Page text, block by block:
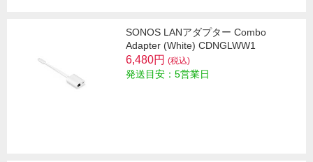
SONOS LANアダプター Combo
Adapter (White) CDNGLWW1
6,480円 (税込)
発送目安：5営業日